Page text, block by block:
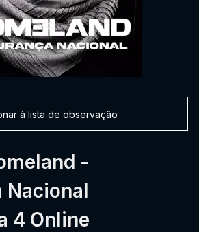
-
Nacional
4 Online
à lista de observação